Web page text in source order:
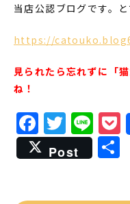
当店公認ブログです。
https://
見られたら忘れずに「
ね！
Post
共